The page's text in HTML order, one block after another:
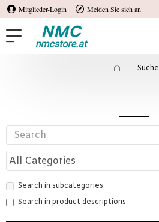
Mitglieder-Login Melden Sie sich an
Suche
Search in subcategories
Search in product descriptions